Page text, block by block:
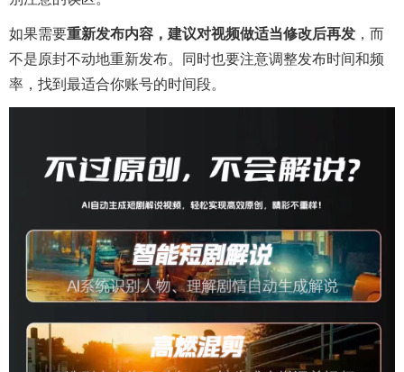
如果需要重新发布内容，建议对视频做适当修改后再发 ，而
不是原封不动地重新发布。同时也要注意调整发布时间和频
率，找到最适合你账号的时间段。